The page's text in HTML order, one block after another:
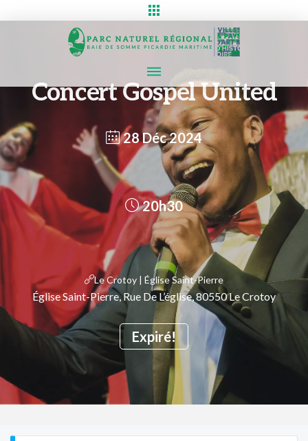
Concert Gospel United
28 Déc 2024
Expiré!
20h30
Le Crotoy | Église Saint-Pierre
Église Saint-Pierre, Rue De L’église, 80550 Le Crotoy